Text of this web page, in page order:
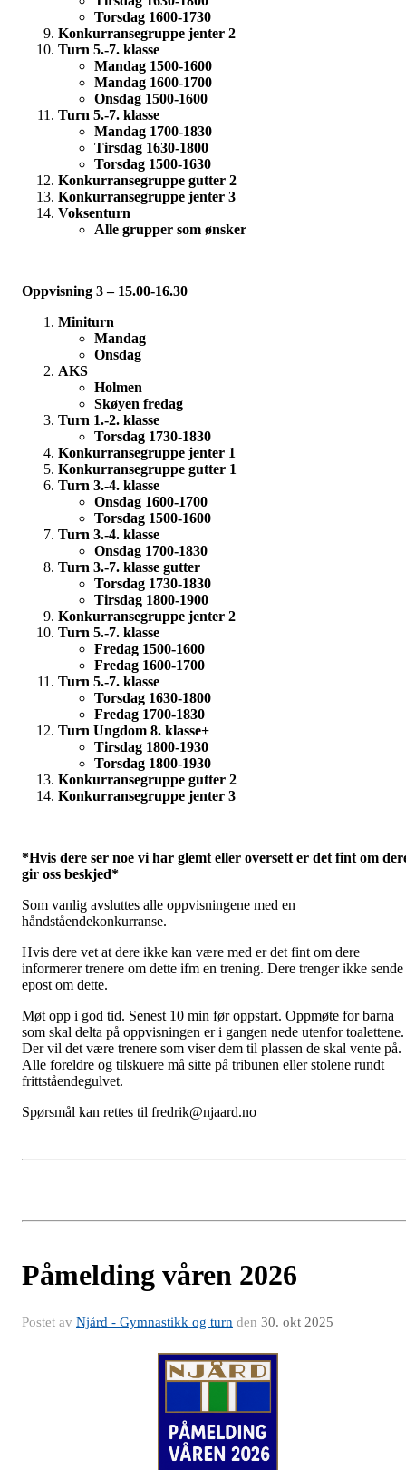
Torsdag 1600-1730
Konkurransegruppe jenter 2
Turn 5.-7. klasse
Mandag 1500-1600
Mandag 1600-1700
Onsdag 1500-1600
Turn 5.-7. klasse
Mandag 1700-1830
Tirsdag 1630-1800
Torsdag 1500-1630
Konkurransegruppe gutter 2
Konkurransegruppe jenter 3
Voksenturn
Alle grupper som ønsker
Oppvisning 3 – 15.00-16.30
Miniturn
Mandag
Onsdag
AKS
Holmen
Skøyen fredag
Turn 1.-2. klasse
Torsdag 1730-1830
Konkurransegruppe jenter 1
Konkurransegruppe gutter 1
Turn 3.-4. klasse
Onsdag 1600-1700
Torsdag 1500-1600
Turn 3.-4. klasse
Onsdag 1700-1830
Turn 3.-7. klasse gutter
Torsdag 1730-1830
Tirsdag 1800-1900
Konkurransegruppe jenter 2
Turn 5.-7. klasse
Fredag 1500-1600
Fredag 1600-1700
Turn 5.-7. klasse
Torsdag 1630-1800
Fredag 1700-1830
Turn Ungdom 8. klasse+
Tirsdag 1800-1930
Torsdag 1800-1930
Konkurransegruppe gutter 2
Konkurransegruppe jenter 3
*Hvis dere ser noe vi har glemt eller oversett er det fint om
gir oss beskjed*
Som vanlig avsluttes alle oppvisningene med en
håndståendekonkurranse.
Hvis dere vet at dere ikke kan være med er det fint om dere
informerer trenere om dette ifm en trening. Dere trenger ikke sende
epost om dette.
Møt opp i god tid. Senest 10 min før oppstart. Oppmøte for barna
som skal delta på oppvisningen er i gangen nede utenfor toalettene.
Der vil det være trenere som viser dem til plassen de skal vente på.
Alle foreldre og tilskuere må sitte på tribunen eller stolene rundt
frittståendegulvet.
Spørsmål kan rettes til fredrik@njaard.no
Påmelding våren 2026
Postet av Njård - Gymnastikk og turn den 30. okt 2025